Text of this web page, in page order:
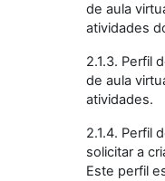
de aula
atividades
2.1.3. Perfil
de aula
atividades.
2.1.4. Perfil
solicitar a
Este perfil